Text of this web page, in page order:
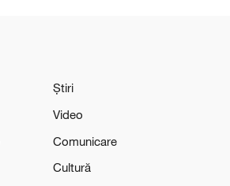
Știri
Video
Comunicare
Cultură